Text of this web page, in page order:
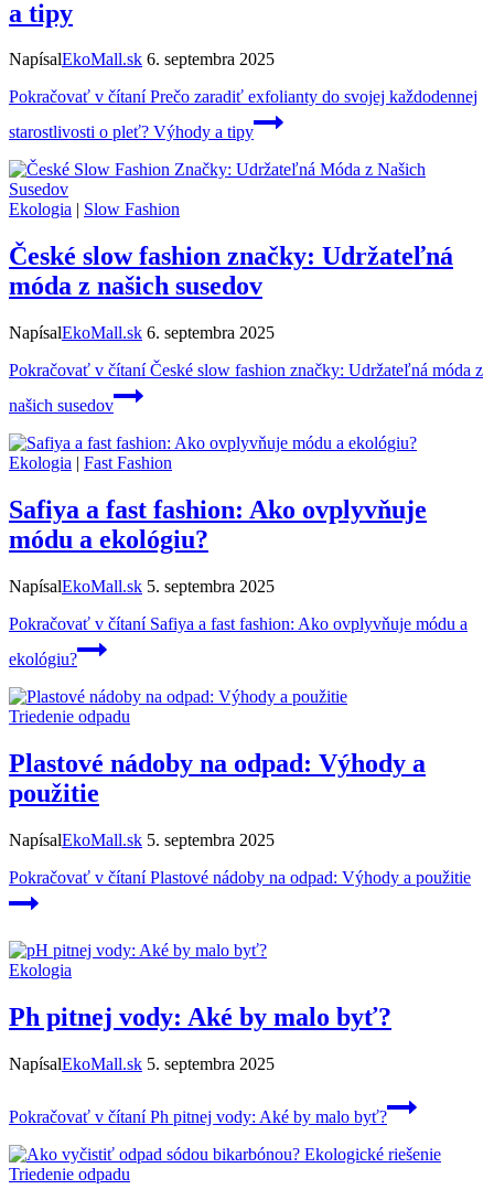
a tipy
NapísalEkoMall.sk 6. septembra 2025
Pokračovať v čítaníPrečo zaradiť exfolianty do svojej každodennej
starostlivosti o pleť? Výhody a tipy
Ekologia | Slow Fashion
České slow fashion značky: Udržateľná
móda z našich susedov
NapísalEkoMall.sk 6. septembra 2025
Pokračovať v čítaníČeské slow fashion značky: Udržateľná móda z
našich susedov
Ekologia | Fast Fashion
Safiya a fast fashion: Ako ovplyvňuje
módu a ekológiu?
NapísalEkoMall.sk 5. septembra 2025
Pokračovať v čítaníSafiya a fast fashion: Ako ovplyvňuje módu a
ekológiu?
Triedenie odpadu
Plastové nádoby na odpad: Výhody a
použitie
NapísalEkoMall.sk 5. septembra 2025
Pokračovať v čítaníPlastové nádoby na odpad: Výhody a použitie
Ekologia
Ph pitnej vody: Aké by malo byť?
NapísalEkoMall.sk 5. septembra 2025
Pokračovať v čítaníPh pitnej vody: Aké by malo byť?
Triedenie odpadu